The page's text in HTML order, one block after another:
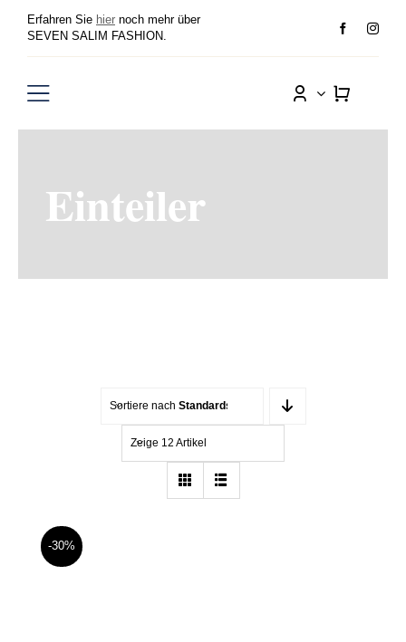
Inhalt
springen
Erfahren Sie hier noch mehr über
SEVEN SALIM FASHION.
Toggle
Herren
Einteiler
Sortiere nach Standardsortierung
Zeige 12 Artikel
-30%